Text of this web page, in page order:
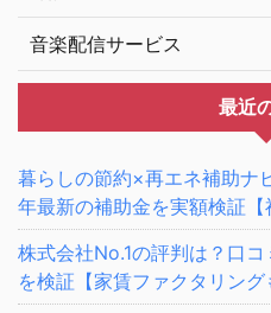
音楽配信サービス
最近
暮らしの節約×再エネ補助ナ
年最新の補助金を実額検証【
株式会社No.1の評判は？口
を検証【家賃ファクタリング